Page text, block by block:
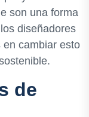
son una forma
diseñadores
cambiar esto
de